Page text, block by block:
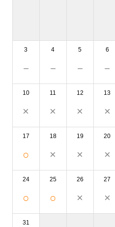
3
－
4
－
5
－
6
－
10
×
11
×
12
×
13
×
17
○
18
×
19
×
20
×
24
○
25
○
26
×
27
×
31